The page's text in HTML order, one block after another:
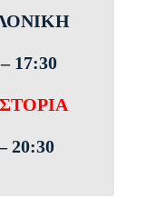
17:30
20:30